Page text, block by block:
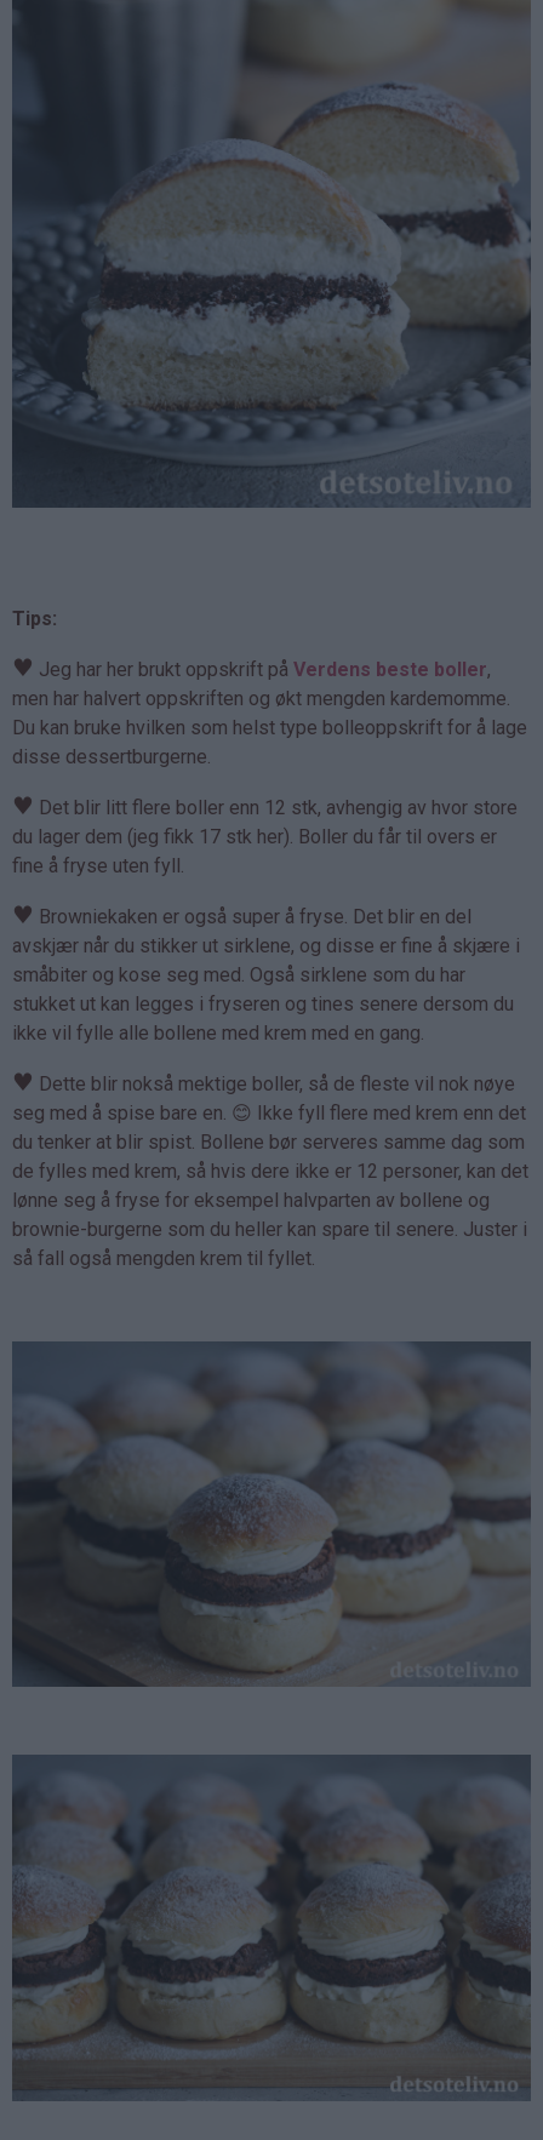
Tips:
♥ Jeg har her brukt oppskrift på Verdens beste boller,
men har halvert oppskriften og økt mengden kardemomme.
Du kan bruke hvilken som helst type bolleoppskrift for å lage
disse dessertburgerne.
♥ Det blir litt flere boller enn 12 stk, avhengig av hvor store
du lager dem (jeg fikk 17 stk her). Boller du får til overs er
fine å fryse uten fyll.
♥ Browniekaken er også super å fryse. Det blir en del
avskjær når du stikker ut sirklene, og disse er fine å skjære i
småbiter og kose seg med. Også sirklene som du har
stukket ut kan legges i fryseren og tines senere dersom du
ikke vil fylle alle bollene med krem med en gang.
♥ Dette blir nokså mektige boller, så de fleste vil nok nøye
seg med å spise bare en. 😊 Ikke fyll flere med krem enn det
du tenker at blir spist. Bollene bør serveres samme dag som
de fylles med krem, så hvis dere ikke er 12 personer, kan det
lønne seg å fryse for eksempel halvparten av bollene og
brownie-burgerne som du heller kan spare til senere. Juster i
så fall også mengden krem til fyllet.